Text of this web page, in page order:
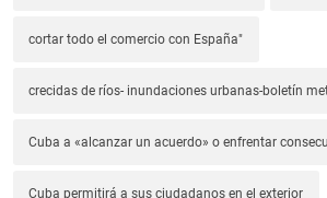
cortar todo el comercio con España"
crecidas de ríos- inundaciones urbanas-boletín
Cuba a «alcanzar un acuerdo» o enfrentar
Cuba permitirá a sus ciudadanos en el exterior